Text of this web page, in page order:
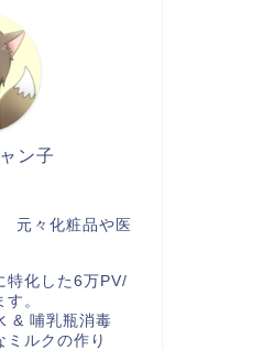
ン子
元々化粧品や医
特化した6万PV/
。
& 哺乳瓶消毒
ミルクの作り